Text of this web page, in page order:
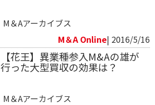
M＆Aアーカイブス
M＆A Online| 2016/5/16
【花王】異業種参入M&Aの雄が
行った大型買収の効果は？
M＆Aアーカイブス